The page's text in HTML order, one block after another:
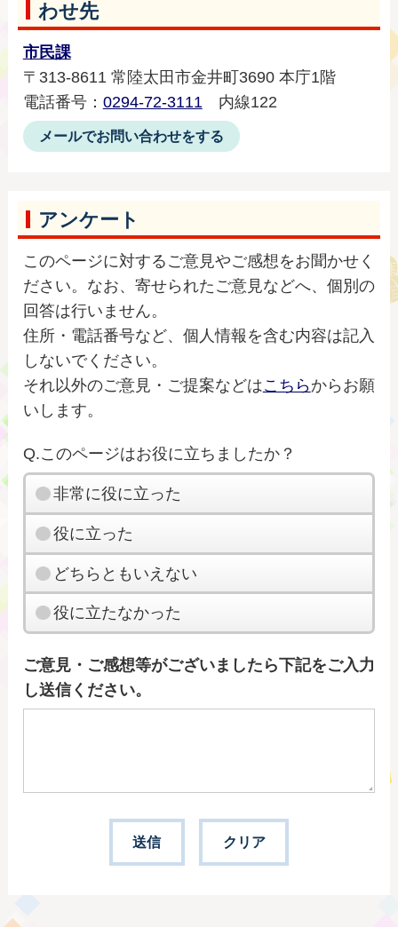
わせ先
市民課
〒313-8611 常陸太田市金井町3690 本庁1階
電話番号： 0294-72-3111内線122
メールでお問い合わせをする
アンケート
このページに対するご意見やご感想をお聞かせく
ださい。なお、寄せられたご意見などへ、個別の
回答は行いません。
住所・電話番号など、個人情報を含む内容は記入
しないでください。
それ以外のご意見・ご提案などはこちらからお願
いします。
Q.このページはお役に立ちましたか？
非常に役に立った
役に立った
どちらともいえない
役に立たなかった
ご意見・ご感想等がございましたら下記をご入力
し送信ください。